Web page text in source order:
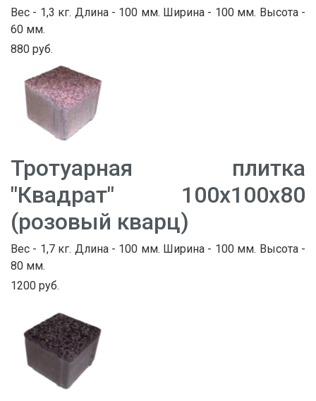
Вес - 1,3 кг. Длина - 100 мм. Ширина - 100 мм. Высота -
60 мм.
880 руб.
Тротуарная плитка
"Квадрат" 100х100х80
(розовый кварц)
Вес - 1,7 кг. Длина - 100 мм. Ширина - 100 мм. Высота -
80 мм.
1200 руб.